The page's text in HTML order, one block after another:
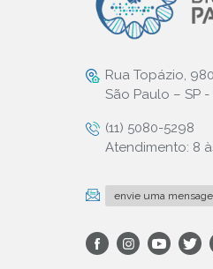
Rua Topázio,
São Paulo – SP -
(11) 5080-5298
Atendimento: 8
envie uma